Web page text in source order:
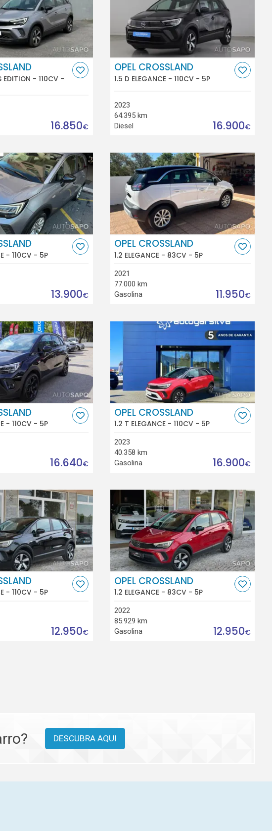
EDITION - 110CV -
16.850€
OPEL CROSSLAND
1.5 D ELEGANCE - 110CV - 5P
2023
64.395 km
Diesel
16.900€
- 110CV - 5P
13.900€
OPEL CROSSLAND
1.2 ELEGANCE - 83CV - 5P
2021
77.000 km
Gasolina
11.950€
- 110CV - 5P
16.640€
OPEL CROSSLAND
1.2 T ELEGANCE - 110CV - 5P
2023
40.358 km
Gasolina
16.900€
- 110CV - 5P
12.950€
OPEL CROSSLAND
1.2 ELEGANCE - 83CV - 5P
2022
85.929 km
Gasolina
12.950€
DESCUBRA AQUI